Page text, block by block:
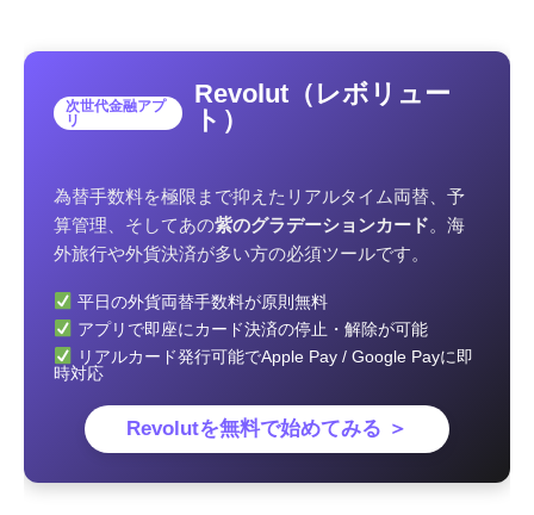
次世代金融アプ
リ
Revolut（レボリュー
ト）
為替手数料を極限まで抑えたリアルタイム両替、予
算管理、そしてあの紫のグラデーションカード。海
外旅行や外貨決済が多い方の必須ツールです。
平日の外貨両替手数料が原則無料
アプリで即座にカード決済の停止・解除が可能
リアルカード発行可能でApple Pay / Google Payに即
時対応
Revolutを無料で始めてみる ＞